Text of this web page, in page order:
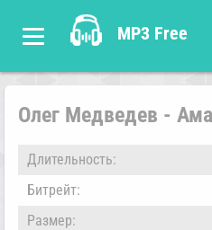
MP3 Free
Олег Медведев -
Длительность:
Битрейт:
Размер: